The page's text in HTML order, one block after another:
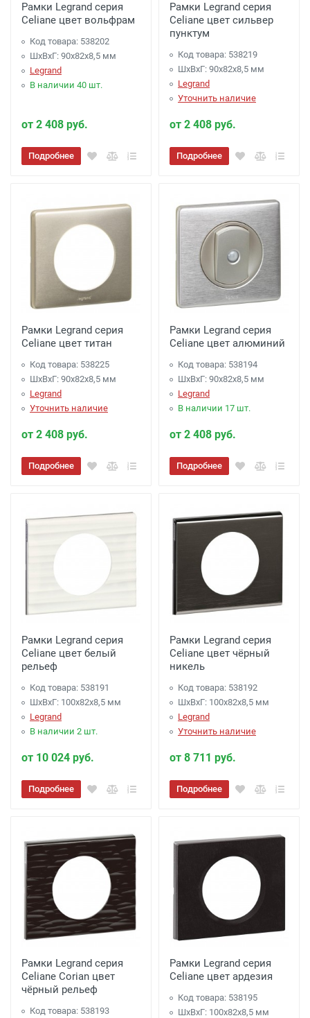
Рамки Legrand серия
Celiane цвет вольфрам
Код товара: 538202
ШхВхГ: 90x82x8,5 мм
Legrand
В наличии 40 шт.
от 2 408 руб.
Подробнее
Рамки Legrand серия
Celiane цвет сильвер
пунктум
Код товара: 538219
ШхВхГ: 90x82x8,5 мм
Legrand
Уточнить наличие
от 2 408 руб.
Подробнее
Рамки Legrand серия
Celiane цвет титан
Код товара: 538225
ШхВхГ: 90x82x8,5 мм
Legrand
Уточнить наличие
от 2 408 руб.
Подробнее
Рамки Legrand серия
Celiane цвет алюминий
Код товара: 538194
ШхВхГ: 90x82x8,5 мм
Legrand
В наличии 17 шт.
от 2 408 руб.
Подробнее
Рамки Legrand серия
Celiane цвет белый
рельеф
Код товара: 538191
ШхВхГ: 100x82x8,5 мм
Legrand
В наличии 2 шт.
от 10 024 руб.
Подробнее
Рамки Legrand серия
Celiane цвет чёрный
никель
Код товара: 538192
ШхВхГ: 100x82x8,5 мм
Legrand
Уточнить наличие
от 8 711 руб.
Подробнее
Рамки Legrand серия
Celiane Corian цвет
чёрный рельеф
Код товара: 538193
Рамки Legrand серия
Celiane цвет ардезия
Код товара: 538195
ШхВхГ: 100x82x8,5 мм